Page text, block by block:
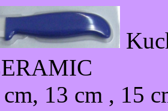
13 cm , 15